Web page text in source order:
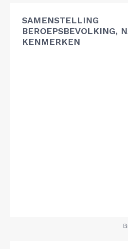
SAMENSTELLING
BEROEPSBEVOLKING,
KENMERKEN